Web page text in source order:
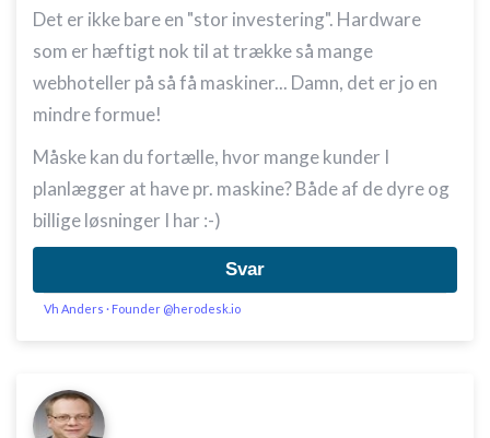
Det er ikke bare en "stor investering". Hardware
som er hæftigt nok til at trække så mange
webhoteller på så få maskiner... Damn, det er jo en
mindre formue!
Måske kan du fortælle, hvor mange kunder I
planlægger at have pr. maskine? Både af de dyre og
billige løsninger I har :-)
Svar
Vh Anders · Founder @herodesk.io